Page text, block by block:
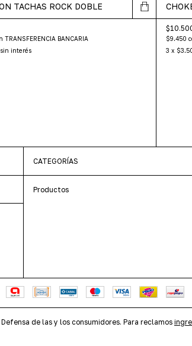
TACHAS ROCK DOBLE
TRANSFERENCIA BANCARIA
sin interés
$9.450
3 x
CATEGORÍAS
Productos
Defensa de las y los consumidores. Para reclamos